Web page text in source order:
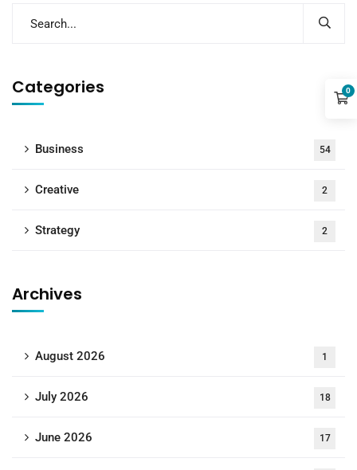
Categories
Business 54
Creative 2
Strategy 2
Archives
August 2026 1
July 2026 18
June 2026 17
0